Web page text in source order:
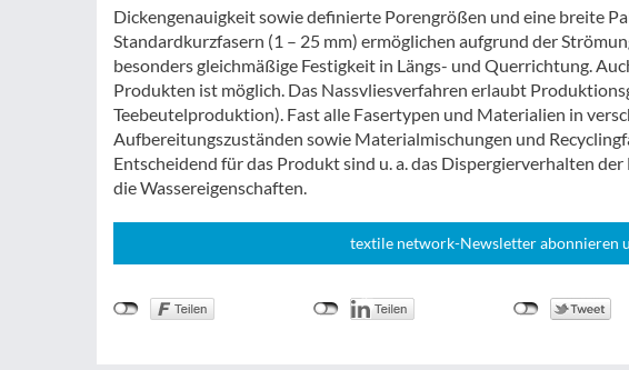
Dickengenauigkeit sowie definierte Porengrößen und eine breite
Standardkurzfasern (1 – 25 mm) ermöglichen aufgrund der
besonders gleichmäßige Festigkeit in Längs- und Querrichtung.
Produkten ist möglich. Das Nassvliesverfahren erlaubt
Teebeutelproduktion). Fast alle Fasertypen und Materialien in
Aufbereitungszuständen sowie Materialmischungen und
Entscheidend für das Produkt sind u. a. das Dispergierverhalten
die Wassereigenschaften.
textile network-Newsletter abonnieren